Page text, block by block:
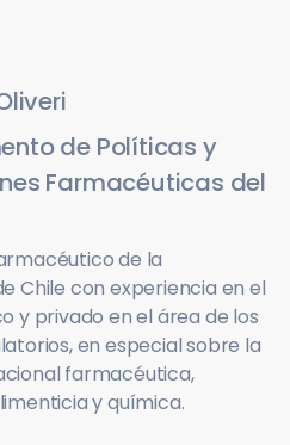
de Políticas y
Farmacéuticas del
de la
Chile con experiencia en el
y privado en el área de los
en especial sobre la
farmacéutica,
y química.